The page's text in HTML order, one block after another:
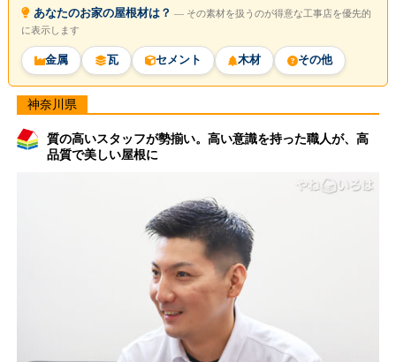
あなたのお家の屋根材は？ ― その素材を扱うのが得意な工事店を優先的
に表示します
金属 瓦 セメント 木材 その他
神奈川県
質の高いスタッフが勢揃い。高い意識を持った職人が、高
品質で美しい屋根に